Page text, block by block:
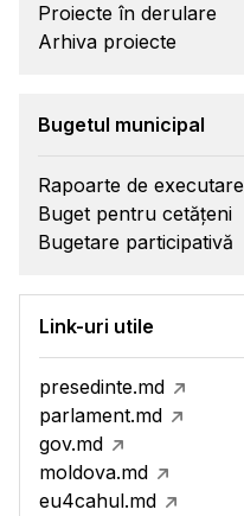
Proiecte în derulare
Arhiva proiecte
Bugetul municipal
Rapoarte de executare
Buget pentru cetățeni
Bugetare participativă
Link-uri utile
presedinte.md
parlament.md
gov.md
moldova.md
eu4cahul.md